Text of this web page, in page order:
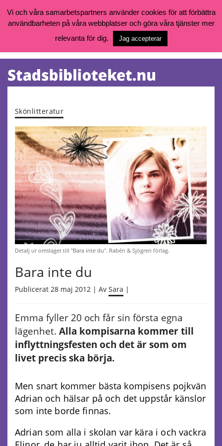
Vill du söka böcker, logga in på ditt bibliotekskonto eller nå övriga
goteborg.se/bibliotek
Öppettider, katalog och kontakt
Tjänster
Skönlitteratur
Detalj ur omslaget till "Bara inte du". Rabén & Sjögren förlag.
Bara inte du
Publicerat 28 maj 2012 | Av Sara
Emma fyller 20 och får sin första egna
lägenhet. Alla kompisarna kommer till
inflyttningsfesten och det är som om
livet precis ska börja.
Men snart kommer bästa kompisens pojkvän
Adrian och hälsar på och det uppstår känslor
som inte borde finnas.
Adrian som alla i skolan var kära i och vackra
Vi och våra samarbetspartners använder cookies för att förbättra
användbarheten på våra webbplatser och göra våra tjänster mer
relevanta för dig.
Jag accepterar